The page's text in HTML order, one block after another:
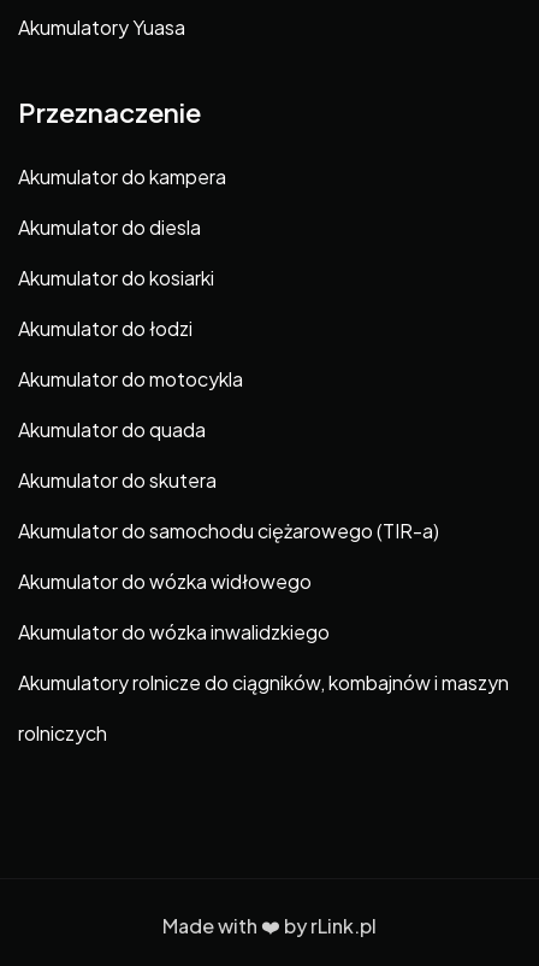
Akumulatory Yuasa
Przeznaczenie
Akumulator do kampera
Akumulator do diesla
Akumulator do kosiarki
Akumulator do łodzi
Akumulator do motocykla
Akumulator do quada
Akumulator do skutera
Akumulator do samochodu ciężarowego (TIR-a)
Akumulator do wózka widłowego
Akumulator do wózka inwalidzkiego
Akumulatory rolnicze do ciągników, kombajnów i maszyn
rolniczych
Made with ❤️ byrLink.pl